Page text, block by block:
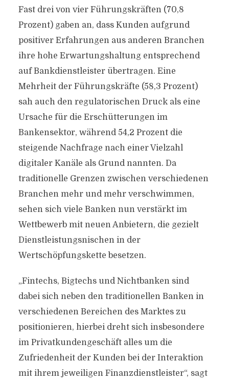
Fast drei von vier Führungskräften (70,8
Prozent) gaben an, dass Kunden aufgrund
positiver Erfahrungen aus anderen Branchen
ihre hohe Erwartungshaltung entsprechend
auf Bankdienstleister übertragen. Eine
Mehrheit der Führungskräfte (58,3 Prozent)
sah auch den regulatorischen Druck als eine
Ursache für die Erschütterungen im
Bankensektor, während 54,2 Prozent die
steigende Nachfrage nach einer Vielzahl
digitaler Kanäle als Grund nannten. Da
traditionelle Grenzen zwischen verschiedenen
Branchen mehr und mehr verschwimmen,
sehen sich viele Banken nun verstärkt im
Wettbewerb mit neuen Anbietern, die gezielt
Dienstleistungsnischen in der
Wertschöpfungskette besetzen.
„Fintechs, Bigtechs und Nichtbanken sind
dabei sich neben den traditionellen Banken in
verschiedenen Bereichen des Marktes zu
positionieren, hierbei dreht sich insbesondere
im Privatkundengeschäft alles um die
Zufriedenheit der Kunden bei der Interaktion
mit ihrem jeweiligen Finanzdienstleister“, sagt